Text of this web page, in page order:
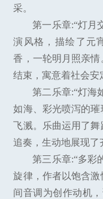
采。
第一乐章:“灯月
演风格，描绘了元
香，一轮明月照亲
结束，寓意着社会安
第二乐章:“灯海
如海、彩光喷泻的
飞溅。乐曲运用了
追奏，生动地展现了
第三乐章:“多彩
旋律，作者以饱含
间音调为创作动机